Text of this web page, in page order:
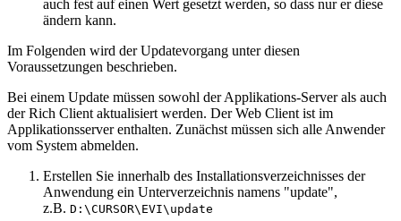
auch fest auf einen Wert gesetzt werden, so dass nur er diese
ändern kann.
Im Folgenden wird der Updatevorgang unter diesen
Voraussetzungen beschrieben.
Bei einem Update müssen sowohl der Applikations-Server als auch
der Rich Client aktualisiert werden. Der Web Client ist im
Applikationsserver enthalten. Zunächst müssen sich alle Anwender
vom System abmelden.
Erstellen Sie innerhalb des Installationsverzeichnisses der
Anwendung ein Unterverzeichnis namens "update",
z.B. D:\CURSOR\EVI\update